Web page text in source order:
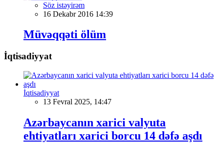
Söz istəyirəm
16 Dekabr 2016 14:39
Müvəqqəti ölüm
İqtisadiyyat
İqtisadiyyat
13 Fevral 2025, 14:47
Azərbaycanın xarici valyuta
ehtiyatları xarici borcu 14 dəfə aşdı